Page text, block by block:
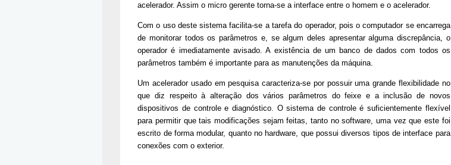
acelerador. Assim o micro gerente torna-se a interface entre o homem e o acelerador.
Com o uso deste sistema facilita-se a tarefa do operador, pois o computador se encarrega
de monitorar todos os parâmetros e, se algum deles apresentar alguma discrepância, o
operador é imediatamente avisado. A existência de um banco de dados com todos os
parâmetros também é importante para as manutenções da máquina.
Um acelerador usado em pesquisa caracteriza-se por possuir uma grande flexibilidade no
que diz respeito à alteração dos vários parâmetros do feixe e a inclusão de novos
dispositivos de controle e diagnóstico. O sistema de controle é suficientemente flexível
para permitir que tais modificações sejam feitas, tanto no software, uma vez que este foi
escrito de forma modular, quanto no hardware, que possui diversos tipos de interface para
conexões com o exterior.